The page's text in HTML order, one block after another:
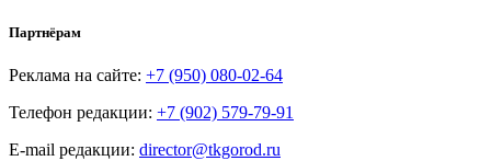
Партнёрам
Реклама на сайте: +7 (950) 080-02-64
Телефон редакции: +7 (902) 579-79-91
E-mail редакции: director@tkgorod.ru